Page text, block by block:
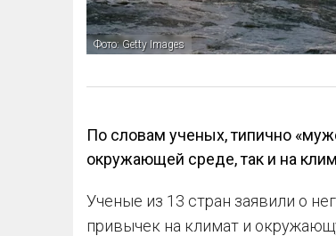
Фото: Getty Images
По словам ученых, типично
окружающей среде, так и на
Ученые из 13 стран заявили о
привычек на климат и